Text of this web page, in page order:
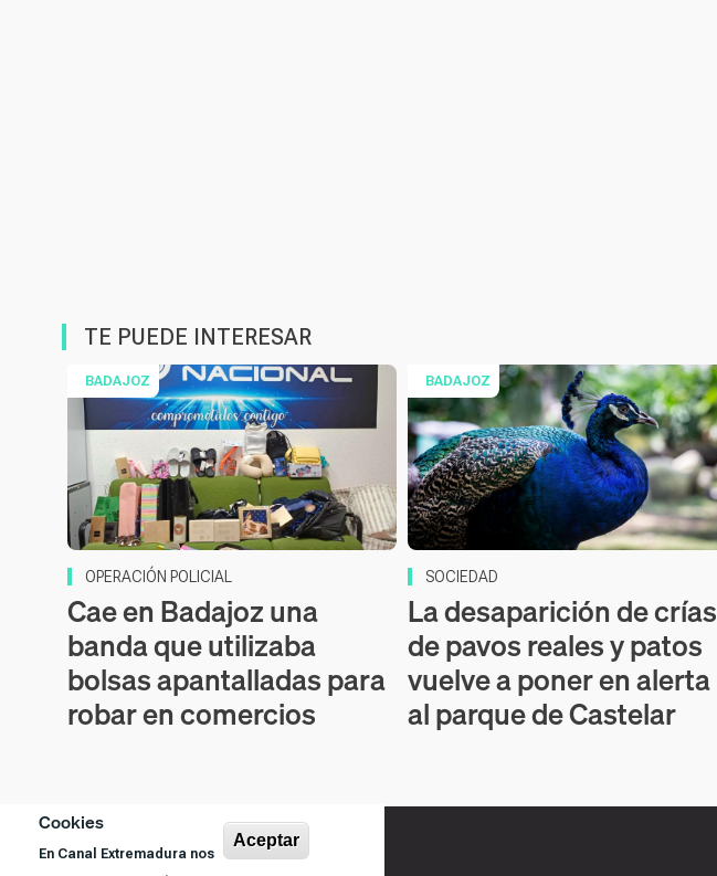
Cookies
En Canal Extremadura nos
Aceptar
TE PUEDE INTERESAR
BADAJOZ
OPERACIÓN POLICIAL
Cae en Badajoz una
banda que utilizaba
bolsas apantalladas para
robar en comercios
BADAJOZ
SOCIEDAD
La desaparición de crías
de pavos reales y patos
vuelve a poner en alerta
al parque de Castelar